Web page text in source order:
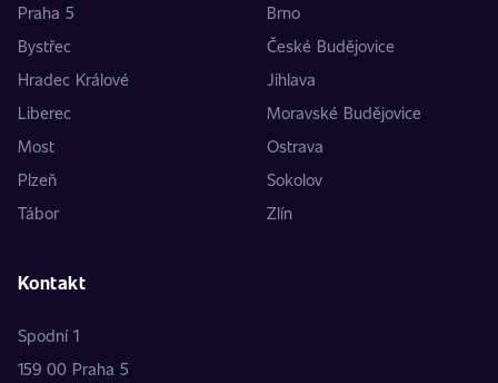
Praha 5
Brno
Bystřec
České Budějovice
Hradec Králové
Jihlava
Liberec
Moravské Budějovice
Most
Ostrava
Plzeň
Sokolov
Tábor
Zlín
Kontakt
Spodní 1
159 00 Praha 5